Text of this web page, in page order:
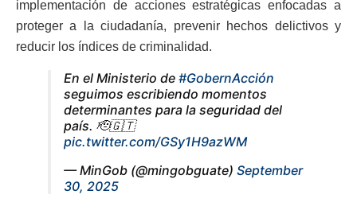
implementación de acciones estratégicas enfocadas a
proteger a la ciudadanía, prevenir hechos delictivos y
reducir los índices de criminalidad.
En el Ministerio de #GobernAcción
seguimos escribiendo momentos
determinantes para la seguridad del
país. 🫡🇬🇹
pic.twitter.com/GSy1H9azWM
— MinGob (@mingobguate) September
30, 2025